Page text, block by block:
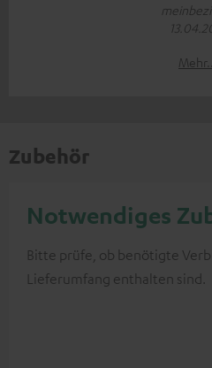
Mehr...
Zubehör
Notwendiges
Bitte prüfe, ob benötigte
Lieferumfang enthalten sind.